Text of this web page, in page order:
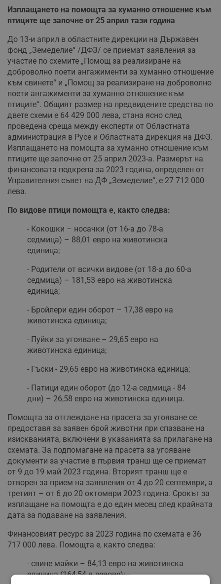
Изплащането на помощта за хуманно отношение към
птиците ще започне от 25 април тази година
До 13-и април в областните дирекции на Държавен
фонд „Земеделие“ /ДФЗ/ се приемат заявления за
участие по схемите „Помощ за реализиране на
доброволно поети ангажименти за хуманно отношение
към свинете“ и „Помощ за реализиране на доброволно
поети ангажименти за хуманно отношение към
птиците“. Общият размер на предвидените средства по
двете схеми е 64 429 000 лева, стана ясно след
проведена среща между експерти от Областната
администрация в Русе и Областната дирекция на ДФЗ.
Изплащането на помощта за хуманно отношение към
птиците ще започне от 25 април 2023-а. Размерът на
финансовата подкрепа за 2023 година, определен от
Управителния съвет на ДФ „Земеделие“, е 27 712 000
лева.
По видове птици помощта е, както следва:
- Кокошки – носачки (от 16-а до 78-а
седмица) – 88,01 евро на животинска
единица;
- Родители от всички видове (от 18-а до 60-а
седмица) – 181,53 евро на животинска
единица;
- Бройлери един оборот – 17,38 евро на
животинска единица;
- Пуйки за угояване – 29,65 евро на
животинска единица;
- Гъски - 29,65 евро на животинска единица;
- Патици един оборот (до 12-а седмица - 84
дни) – 26,58 евро на животинска единица.
Помощта за отглеждане на прасета за угояване се
предоставя за заявен брой животни при спазване на
изискванията, включени в указанията за прилагане на
схемата. За подпомагане на прасета за угояване
документи за участие в първия транш ще се приемат
от 9 до 19 май 2023 година. Вторият транш ще е
отворен за прием на заявления от 4 до 20 септември, а
третият – от 6 до 20 октомври 2023 година. Срокът за
изплащане на помощта е до един месец след крайната
дата за подаване на заявления.
Финансовият ресурс за 2023 година по схемата е 36
717 000 лева. Помощта е, както следва:
- свине майки – 84,13 евро на животинска
единица (164,54 в левове);